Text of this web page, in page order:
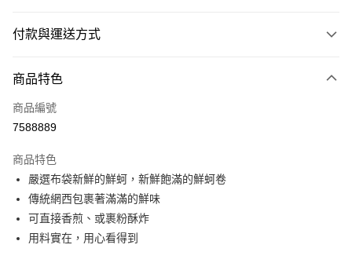
付款與運送方式
信用卡一次付款
LINE Pay
街口支付
悠遊付
AFTEE先享後付
商品特色
商品編號
7588889
商品特色
嚴選布袋新鮮的鮮蚵，新鮮飽滿的鮮蚵卷
傳統網西包裹著滿滿的鮮味
可直接香煎、或裹粉酥炸
用料實在，用心看得到